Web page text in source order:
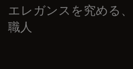
エレガンスを究める
職人